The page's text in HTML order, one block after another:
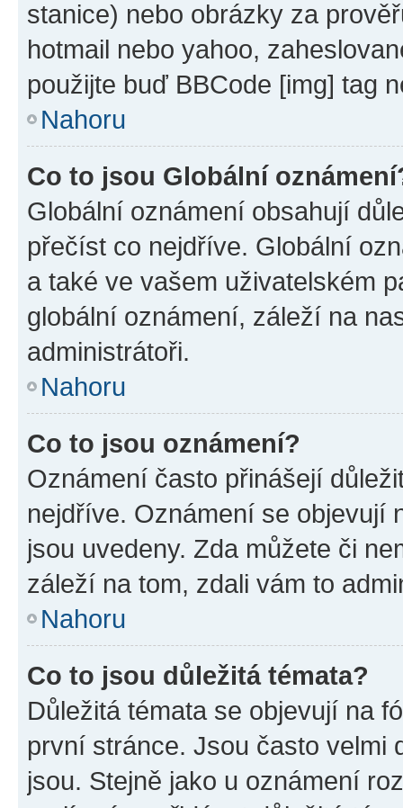
stanice) nebo obrázky za
hotmail nebo yahoo,
použijte buď BBCode [img] tag
Nahoru
Co to jsou Globální
Globální oznámení obsahují
přečíst co nejdříve. Globální
a také ve vašem uživatelském
globální oznámení, záleží na
administrátoři.
Nahoru
Co to jsou oznámení?
Oznámení často přinášejí
nejdříve. Oznámení se objevují
jsou uvedeny. Zda můžete či
záleží na tom, zdali vám to
Nahoru
Co to jsou důležitá témata?
Důležitá témata se objevují na
první stránce. Jsou často velmi
jsou. Stejně jako u oznámení